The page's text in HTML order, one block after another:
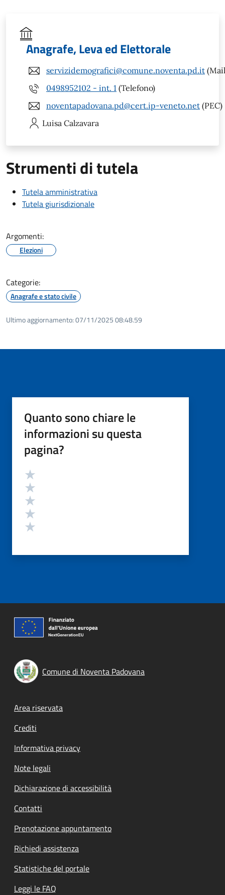
Anagrafe, Leva ed Elettorale
servizidemografici@comune.noventa.pd.it
0498952102 - int. 1 (Telefono)
noventapadovana.pd@cert.ip-veneto.net (PEC)
Luisa Calzavara
Strumenti di tutela
Tutela amministrativa
Tutela giurisdizionale
Argomenti:
Elezioni
Categorie:
Anagrafe e stato civile
Ultimo aggiornamento:07/11/2025 08:48.59
Quanto sono chiare le
informazioni su questa
pagina?
Valutazione
Comune di Noventa Padovana
Footer menu
Area riservata
Crediti
Informativa privacy
Note legali
Dichiarazione di accessibilità
Contatti
Prenotazione appuntamento
Richiedi assistenza
Statistiche del portale
Leggi le FAQ